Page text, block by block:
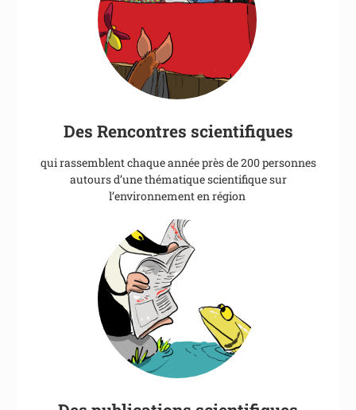
Des Rencontres scientifiques
qui rassemblent chaque année près de 200 personnes
autours d’une thématique scientifique sur
l’environnement en région